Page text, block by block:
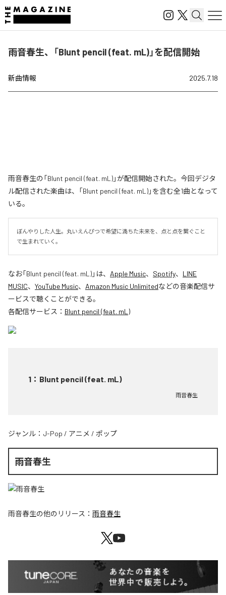
雨音春生、「Blunt pencil (feat. mL)」を配信開始
新曲情報 2025.7.18
雨音春生の「Blunt pencil (feat. mL)」が配信開始された。今回デジタ
ル配信された楽曲は、「Blunt pencil (feat. mL)」を含む全1曲となって
いる。
ぼんやりした人生。丸いえんぴつで希望に満ちた未来を、点と点を繋ぐこと
で生まれていく。
なお「Blunt pencil (feat. mL)」は、 Apple Music、 Spotify、 LINE
MUSIC、 YouTube Music、 Amazon Music Unlimitedなどの音楽配信サ
ービスで聴くことができる。
各配信サービス： Blunt pencil (feat. mL)
1 ： Blunt pencil (feat. mL)
雨音春生
ジャンル： J-Pop / アニメ / ポップ
雨音春生
雨音春生の他のリリース： 雨音春生